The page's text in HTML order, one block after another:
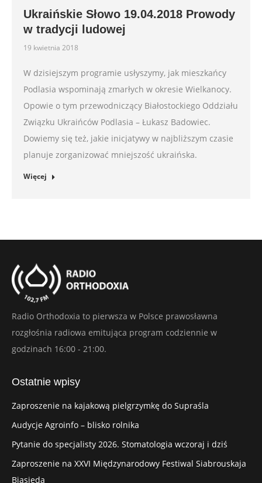
Ukraińskie Słowo 19.04.2018 Prowody
w tradycji ludowej
19 kwietnia 2018
W dzisiejszym programie usłyszymy, jak mieszkańcy
Podlasia wspominają zmarłych w okresie Wielkanocy.
Opowie o tym przewodniczący Białostockiego Oddziału
Związku Ukraińców Podlasia – Łukasz Badowiec.
Dowiemy się też, jakie inicjatywy w najbliższym czasie
planuje zorganizować mniejszość ukraińska.
Więcej
Radio Orthodoxia to pierwsza w Polsce prawosławna
rozgłośnia radiowa emitująca program codziennie w
godzinach 16:00 - 21:00.
Ostatnie wpisy
Zaproszenie na kajakową pielgrzymkę do Supraśla
Audycje Agroinfo – blisko rolnika
Pytanie do specjalisty 2026. Stomatologia wczoraj i dziś
Zaproszenie na XXVI Międzynarodowy Festiwal Siabrouskaja
Biasieda